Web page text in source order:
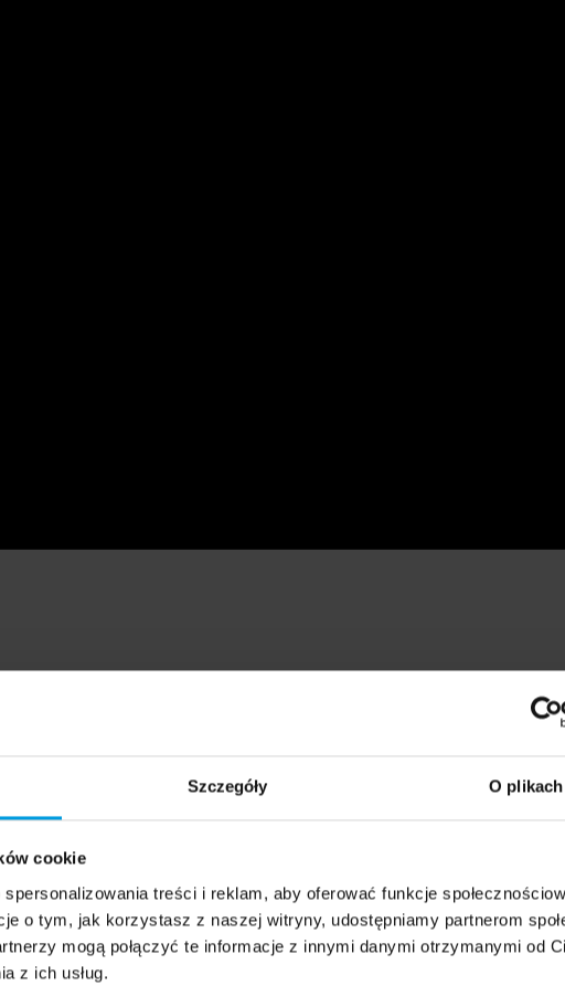
Szczegóły O
cookie
treści i reklam, aby oferować funkcje
o tym, jak korzystasz z naszej witryny, udostępniamy partnerom
mogą połączyć te informacje z innymi danymi otrzymanymi od
z ich usług.